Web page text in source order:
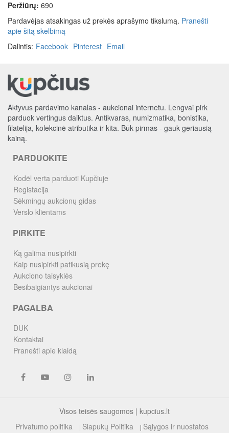
Peržiūrų: 690
Pardavėjas atsakingas už prekės aprašymo tikslumą. Pranešti
apie šitą skelbimą
Dalintis: Facebook Pinterest Email
Aktyvus pardavimo kanalas - aukcionai internetu. Lengvai pirk
parduok vertingus daiktus. Antikvaras, numizmatika, bonistika,
filatelija, kolekcinė atributika ir kita. Būk pirmas - gauk geriausią
kainą.
PARDUOKITE
Kodėl verta parduoti Kupčiuje
Registacija
Sėkmingų aukcionų gidas
Verslo klientams
PIRKITE
Ką galima nusipirkti
Kaip nusipirkti patikusią prekę
Aukciono taisyklės
Besibaigiantys aukcionai
PAGALBA
DUK
Kontaktai
Pranešti apie klaidą
Visos teisės saugomos | kupcius.lt
Privatumo politika
| Slapukų Politika | Sąlygos ir nuostatos